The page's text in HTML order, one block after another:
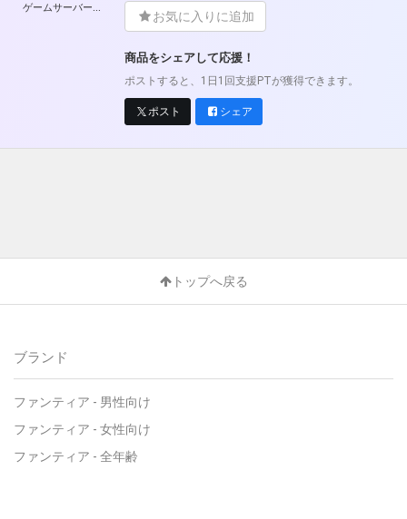
ゲームサーバー公開ツール の開発支援
お気に入りに追加
商品をシェアして応援！
ポストすると、1日1回支援PTが獲得できます。
ポスト シェア
トップへ戻る
ブランド
ファンティア - 男性向け
ファンティア - 女性向け
ファンティア - 全年齢